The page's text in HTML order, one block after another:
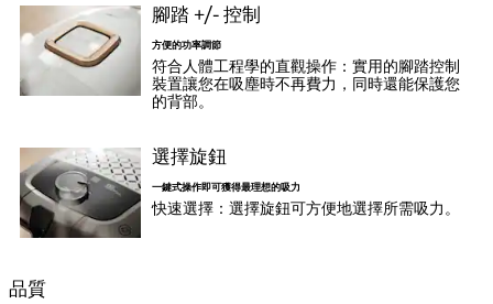
腳踏 +/- 控制
方便的功率調節
符合人體工程學的直觀操作：實用的腳踏控制
裝置讓您在吸塵時不再費力，同時還能保護您
的背部。
選擇旋鈕
一鍵式操作即可獲得最理想的吸力
快速選擇：選擇旋鈕可方便地選擇所需吸力。
品質